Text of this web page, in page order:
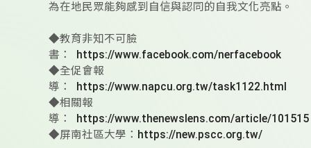
為在地民眾能夠感到自信與認同的自我文化亮點。
◆教育非知不可臉
書：
https://www.facebook.com/nerfacebook
◆全促會報
導：
https://www.napcu.org.tw/task1122.html
◆相關報
導：
https://www.thenewslens.com/article/101515
◆屏南社區大學： https://new.pscc.org.tw/